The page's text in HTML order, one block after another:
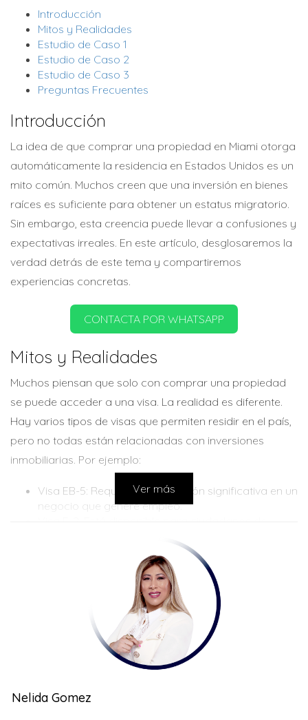
Introducción
Mitos y Realidades
Estudio de Caso 1
Estudio de Caso 2
Estudio de Caso 3
Preguntas Frecuentes
Introducción
La idea de que comprar una propiedad en Miami otorga
automáticamente la residencia en Estados Unidos es un
mito común. Muchos creen que una inversión en bienes
raíces es suficiente para obtener un estatus migratorio.
Sin embargo, esta creencia puede llevar a confusiones y
expectativas irreales. En este artículo, desglosaremos la
verdad detrás de este tema y compartiremos
experiencias concretas.
CONTACTA POR WHATSAPP
Mitos y Realidades
Muchos piensan que solo con comprar una propiedad
se puede acceder a una visa. La realidad es diferente.
Hay varios tipos de visas que permiten residir en el país,
pero no todas están relacionadas con inversiones
inmobiliarias. Por ejemplo:
Visa EB-5: Requiere una inversión significativa en un
negocio que genere empleo.
Residencia por otras vías: Familias, empleos y
otras situaciones personales también son
Es esencial informarse adecuadamente antes de tomar
decisiones importantes. Muchas personas se ven
desilusionadas al darse cuenta de que la compra de
una casa no les brinda los beneficios esperados.
Ver más
Nelida Gomez